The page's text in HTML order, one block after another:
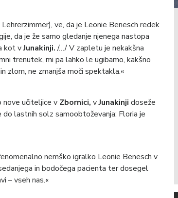
Lehrerzimmer), ve, da je Leonie Benesch redek
da je že samo gledanje njenega nastopa
kot vJunakinji./…/ V zapletu je nekakšna
trenutek, mi pa lahko le ugibamo, kakšno
zlom, ne zmanjša moči spektakla.«
nove učiteljice v Zbornici, vJunakinji doseže
lastnih solz samoobtoževanja: Floria je
nemško igralko Leonie Benesch v
in bodočega pacienta ter dosegel
– vseh nas.«